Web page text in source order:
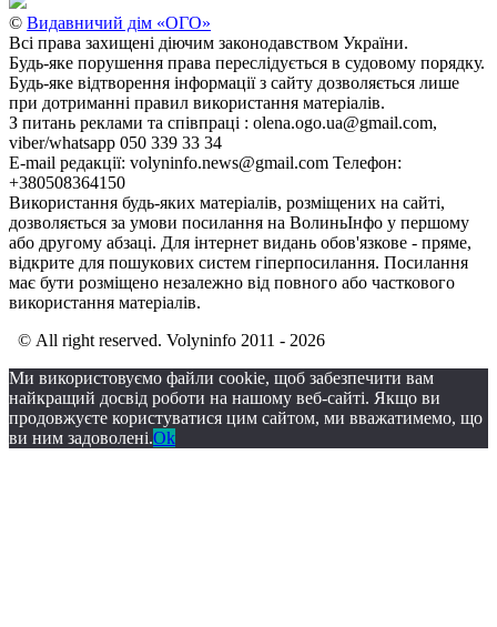
© Видавничий дім «ОГО»
Всі права захищені діючим законодавством України.
Будь-яке порушення права переслідується в судовому порядку.
Будь-яке відтворення інформації з сайту дозволяється лише
при дотриманні правил використання матеріалів.
З питань реклами та співпраці : olena.ogo.ua@gmail.com,
viber/whatsapp 050 339 33 34
E-mail редакції: volyninfo.news@gmail.com Телефон:
+380508364150
Використання будь-яких матеріалів, розміщених на сайті,
дозволяється за умови посилання на ВолиньІнфо у першому
або другому абзаці. Для інтернет видань обов'язкове - пряме,
відкрите для пошукових систем гіперпосилання. Посилання
має бути розміщено незалежно від повного або часткового
використання матеріалів.
© All right reserved. Volyninfo 2011 - 2026
Ми використовуємо файли cookie, щоб забезпечити вам
найкращий досвід роботи на нашому веб-сайті. Якщо ви
продовжуєте користуватися цим сайтом, ми вважатимемо, що
ви ним задоволені.Ok